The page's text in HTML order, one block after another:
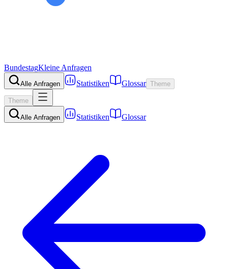
BundestagKleine Anfragen
Alle Anfragen Statistiken Glossar Theme
Theme
Alle Anfragen Statistiken Glossar